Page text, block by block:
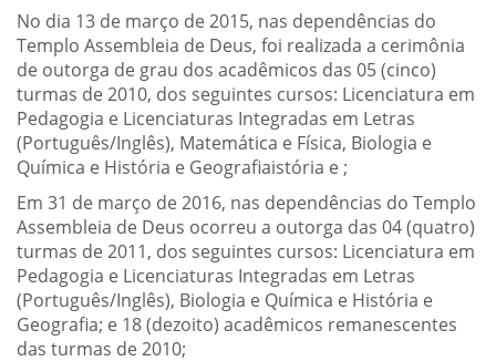
No dia 13 de março de 2015, nas dependências do
Templo Assembleia de Deus, foi realizada a cerimônia
de outorga de grau dos acadêmicos das 05 (cinco)
turmas de 2010, dos seguintes cursos: Licenciatura em
Pedagogia e Licenciaturas Integradas em Letras
(Português/Inglês), Matemática e Física, Biologia e
Química e História e Geografiaistória e ;
Em 31 de março de 2016, nas dependências do Templo
Assembleia de Deus ocorreu a outorga das 04 (quatro)
turmas de 2011, dos seguintes cursos: Licenciatura em
Pedagogia e Licenciaturas Integradas em Letras
(Português/Inglês), Biologia e Química e História e
Geografia; e 18 (dezoito) acadêmicos remanescentes
das turmas de 2010;